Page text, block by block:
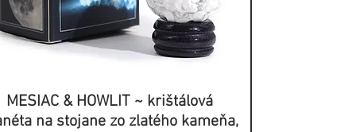
Rýchle zobrazenie
MESIAC & HOWLIT ~ krištálová
na stojane zo zlatého kameňa,